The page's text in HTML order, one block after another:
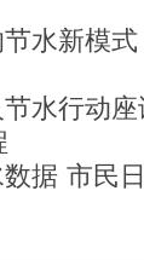
水新模式
节水行动
数据 市民